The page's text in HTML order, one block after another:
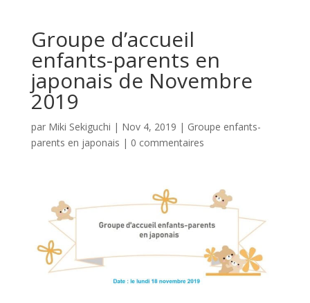
Groupe d’accueil
enfants-parents en
japonais de Novembre
2019
par Miki Sekiguchi | Nov 4, 2019 | Groupe enfants-
parents en japonais | 0 commentaires